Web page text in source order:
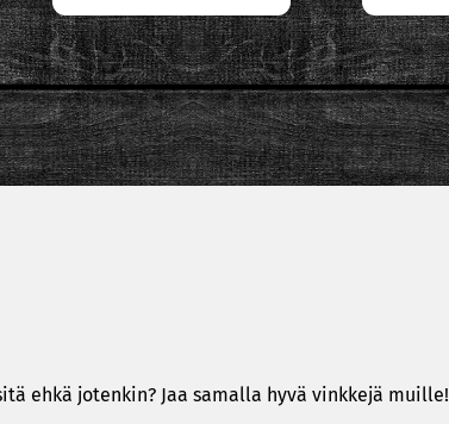
ehkä jotenkin? Jaa samalla hyvä vinkkejä muille!